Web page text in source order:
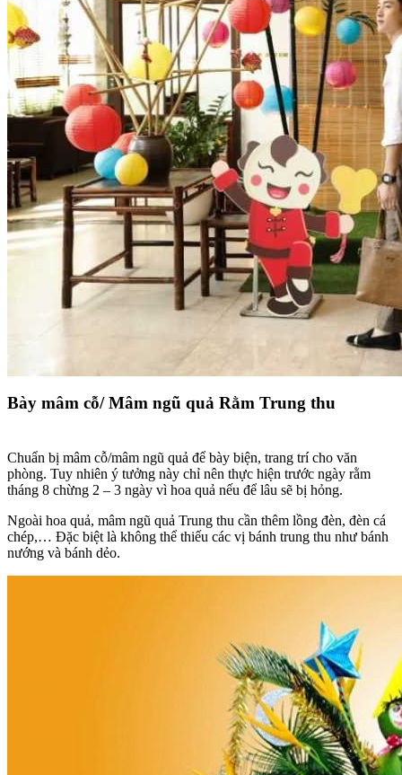
Bày mâm cỗ/ Mâm ngũ quả Rằm Trung thu
Chuẩn bị mâm cỗ/mâm ngũ quả để bày biện, trang trí cho văn
phòng. Tuy nhiên ý tưởng này chỉ nên thực hiện trước ngày rằm
tháng 8 chừng 2 – 3 ngày vì hoa quả nếu để lâu sẽ bị hỏng.
Ngoài hoa quả, mâm ngũ quả Trung thu cần thêm lồng đèn, đèn cá
chép,… Đặc biệt là không thể thiếu các vị bánh trung thu như bánh
nướng và bánh dẻo.